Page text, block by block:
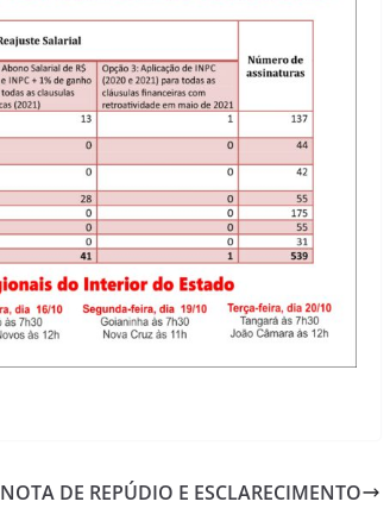
NOTA DE REPÚDIO E ESCLARECIMENTO